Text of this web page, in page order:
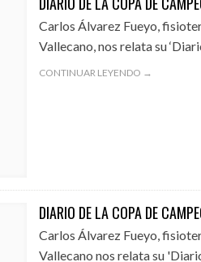
Carlos Álvarez Fueyo,
Vallecano, nos relata su
CONTINUAR LEYENDO →
DIARIO DE LA COPA DE
Carlos Álvarez Fueyo,
Vallecano nos relata su